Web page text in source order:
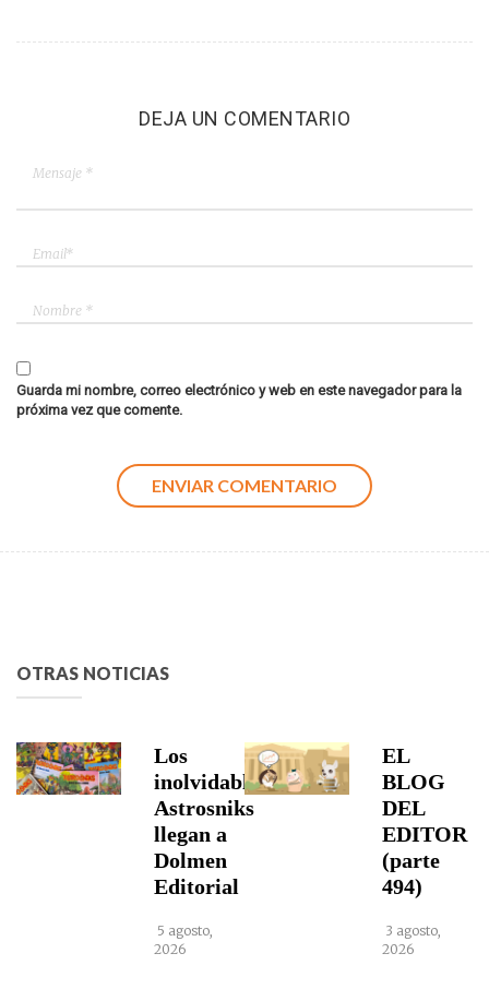
DEJA UN COMENTARIO
Guarda mi nombre, correo electrónico y web en este navegador para la
próxima vez que comente.
OTRAS NOTICIAS
Los
inolvidables
Astrosniks
llegan a
Dolmen
Editorial
5 agosto,
2026
EL
BLOG
DEL
EDITOR
(parte
494)
3 agosto,
2026